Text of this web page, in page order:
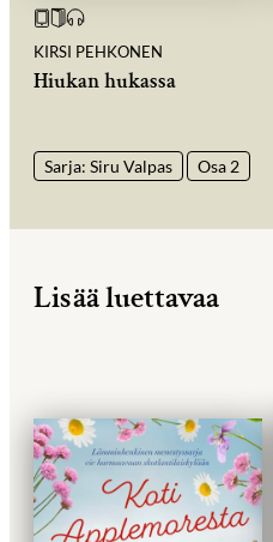
KIRSI PEHKONEN
Hiukan hukassa
Sarja: Siru Valpas Osa 2
Lisää luettavaa